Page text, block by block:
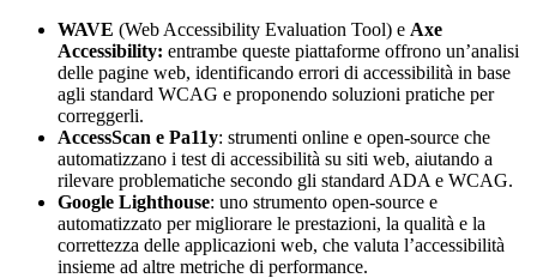
WAVE (Web Accessibility Evaluation Tool) e Axe
Accessibility: entrambe queste piattaforme offrono un’analisi
delle pagine web, identificando errori di accessibilità in base
agli standard WCAG e proponendo soluzioni pratiche per
correggerli.
AccessScan e Pa11y: strumenti online e open-source che
automatizzano i test di accessibilità su siti web, aiutando a
rilevare problematiche secondo gli standard ADA e WCAG.
Google Lighthouse: uno strumento open-source e
automatizzato per migliorare le prestazioni, la qualità e la
correttezza delle applicazioni web, che valuta l’accessibilità
insieme ad altre metriche di performance.